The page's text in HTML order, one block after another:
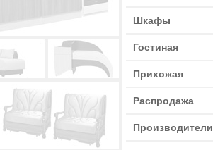
Шкафы
Гостиная
Прихожая
Распродажа
Производители